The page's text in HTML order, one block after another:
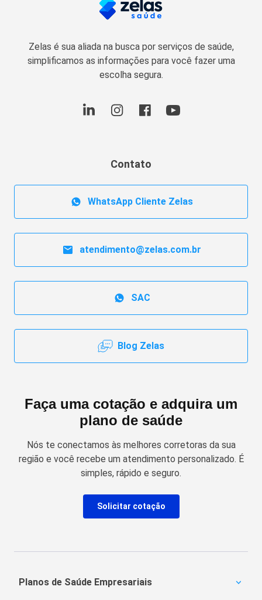
Zelas é sua aliada na busca por serviços de saúde,
simplificamos as informações para você fazer uma
escolha segura.
Contato
WhatsApp Cliente Zelas
atendimento@zelas.com.br
SAC
Blog Zelas
Faça uma cotação e adquira um
plano de saúde
Nós te conectamos às melhores corretoras da sua
região e você recebe um atendimento personalizado. É
simples, rápido e seguro.
Solicitar cotação
Planos de Saúde Empresariais